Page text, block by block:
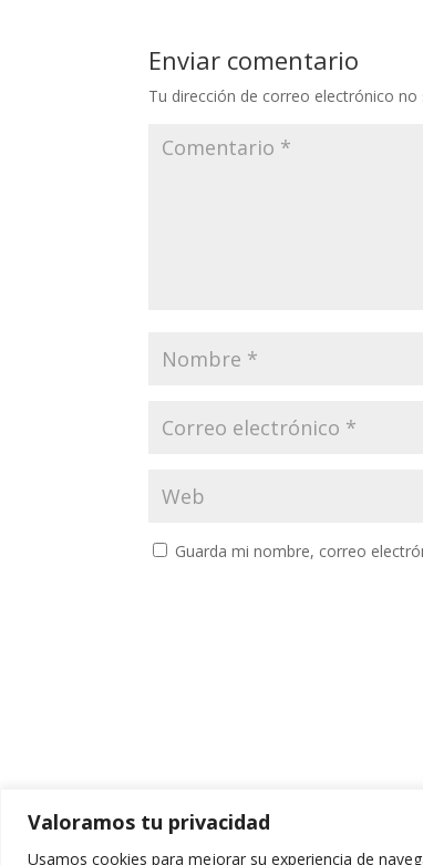
Valoramos tu privacidad
Usamos cookies para mejorar su experiencia de
Enviar comentario
Tu dirección de correo electrónico no
Guarda mi nombre, correo